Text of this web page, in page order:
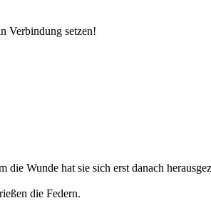
Verbindung setzen!
Wunde hat sie sich erst danach
die Federn.